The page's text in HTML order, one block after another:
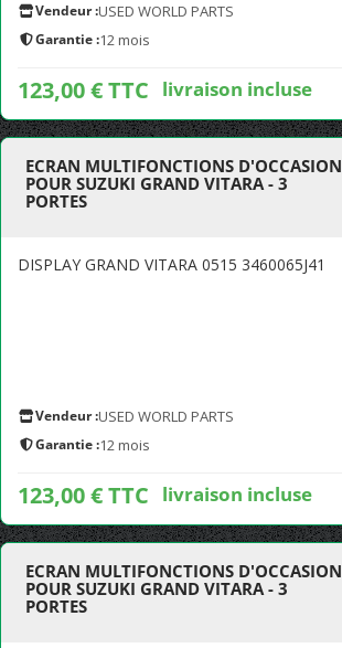
Vendeur :USED WORLD PARTS
Garantie :12 mois
123,00 € TTC livraison incluse
ECRAN MULTIFONCTIONS D'OCCASION
POUR SUZUKI GRAND VITARA - 3
PORTES
DISPLAY GRAND VITARA 0515 3460065J41
Vendeur :USED WORLD PARTS
Garantie :12 mois
123,00 € TTC livraison incluse
ECRAN MULTIFONCTIONS D'OCCASION
POUR SUZUKI GRAND VITARA - 3
PORTES